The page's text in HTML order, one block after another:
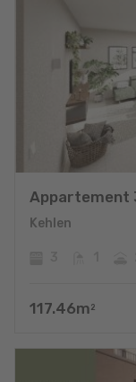
Appartement
Kehlen
117.46m 2